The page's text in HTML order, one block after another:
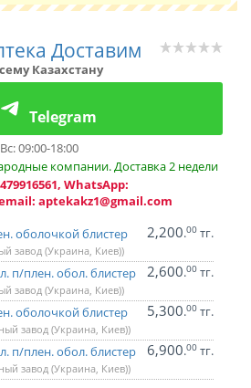
Доставим
Казахстану
Telegram
09:00-18:00
компании. Доставка 2 недели
WhatsApp:
aptekakz1@gmail.com
оболочкой блистер
завод (Украина, Киев))
2,200.00 тг.
плен. обол. блистер
завод (Украина, Киев))
2,600.00 тг.
оболочкой блистер
завод (Украина, Киев))
5,300.00 тг.
плен. обол. блистер
завод (Украина, Киев))
6,900.00 тг.